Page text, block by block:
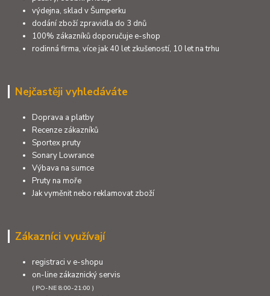
výdejna, sklad v Šumperku
dodání zboží zpravidla do 3 dnů
100% zákazníků doporučuje e-shop
rodinná firma, více jak 40 let zkušeností, 10 let na trhu
Nejčastěji vyhledáváte
Doprava a platby
Recenze zákazníků
Sportex pruty
Sonary Lowrance
Výbava na sumce
Pruty na moře
Jak vyměnit nebo reklamovat zboží
Zákazníci využívají
registraci v e-shopu
on-line zákaznický servis
( PO-NE 8:00-21:00 )